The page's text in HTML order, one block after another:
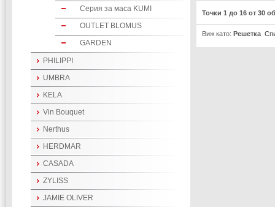
Точки 1 до 16 от 30
Виж като: Решетка
Серия за маса KUMI
OUTLET BLOMUS
GARDEN
PHILIPPI
UMBRA
KELA
Vin Bouquet
Nerthus
HERDMAR
CASADA
ZYLISS
JAMIE OLIVER